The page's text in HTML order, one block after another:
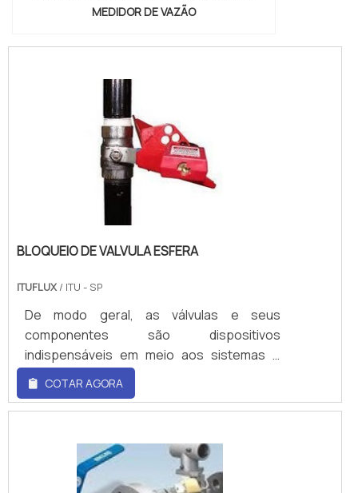
MEDIDOR DE VAZÃO
BLOQUEIO DE VALVULA ESFERA
ITUFLUX / ITU - SP
De modo geral, as válvulas e seus
componentes são dispositivos
indispensáveis em meio aos sistemas e
tubulações industriais. Por meio deles é
possível realizar o devido regulamento de
pressão de diversos gases e fluidos em
bloqueio de valvula esfera, por exemplo, é
fundamental em meio a esses mecanismos
COTAR AGORA